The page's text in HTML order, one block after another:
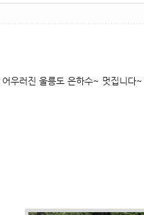
우러진 울릉도 은하수~ 멋집니다~